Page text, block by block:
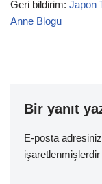
Geri bildirim: Japon
Anne Blogu
Bir yanıt
E-posta
işaretlenmişlerdir